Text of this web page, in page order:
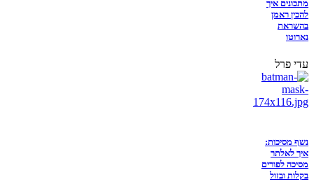
מתכונים איך
להכין ראמן
בהשראת
נארוטו
עדי פרל
נשף מסיכות:
איך לאלתר
מסיכה לפורים
בקלות ובזול